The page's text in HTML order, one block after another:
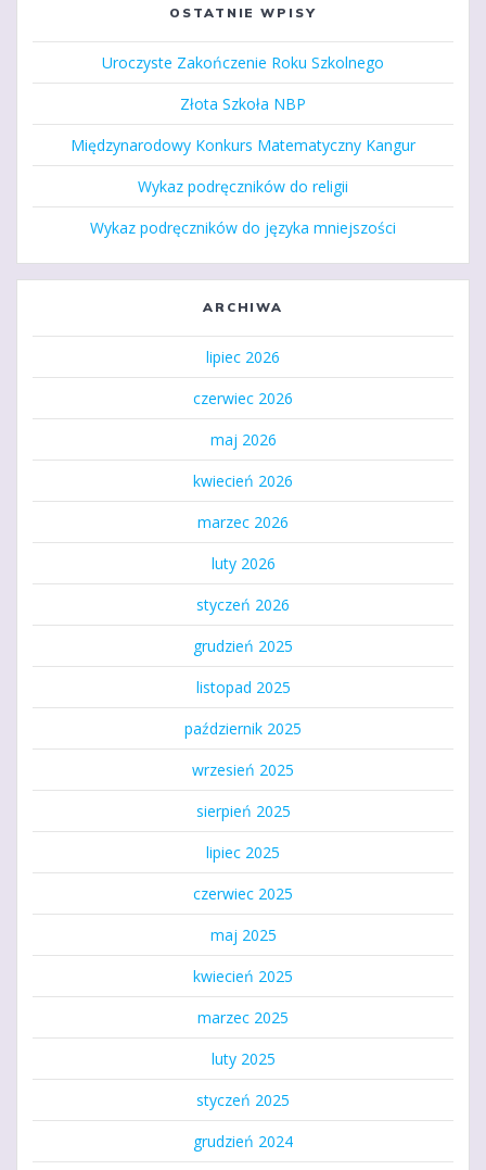
OSTATNIE WPISY
Uroczyste Zakończenie Roku Szkolnego
Złota Szkoła NBP
Międzynarodowy Konkurs Matematyczny Kangur
Wykaz podręczników do religii
Wykaz podręczników do języka mniejszości
ARCHIWA
lipiec 2026
czerwiec 2026
maj 2026
kwiecień 2026
marzec 2026
luty 2026
styczeń 2026
grudzień 2025
listopad 2025
październik 2025
wrzesień 2025
sierpień 2025
lipiec 2025
czerwiec 2025
maj 2025
kwiecień 2025
marzec 2025
luty 2025
styczeń 2025
grudzień 2024